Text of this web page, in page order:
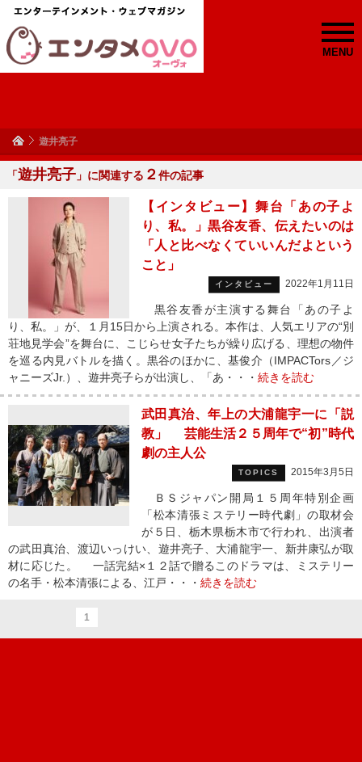
MENU
遊井亮子
「遊井亮子 」に関連する ２件の記事
【インタビュー】舞台「あの子よ
り、私。」黒谷友香、伝えたいのは
「人と比べなくていいんだよという
こと」
インタビュー 2022年1月11日
黒谷友香が主演する舞台「あの子よ
り、私。」が、１月15日から上演される。本作は、人気エリアの“別
荘地見学会”を舞台に、こじらせ女子たちが繰り広げる、理想の物件
を巡る内見バトルを描く。黒谷のほかに、基俊介（IMPACTors／ジ
ャニーズJr.）、遊井亮子らが出演し、「あ・・・ 続きを読む
武田真治、年上の大浦龍宇一に「説
教」 芸能生活２５周年で“初”時代
劇の主人公
TOPICS 2015年3月5日
ＢＳジャパン開局１５周年特別企画
「松本清張ミステリー時代劇」の取材会
が５日、栃木県栃木市で行われ、出演者
の武田真治、渡辺いっけい、遊井亮子、大浦龍宇一、新井康弘が取
材に応じた。 一話完結×１２話で贈るこのドラマは、ミステリー
の名手・松本清張による、江戸・・・ 続きを読む
1